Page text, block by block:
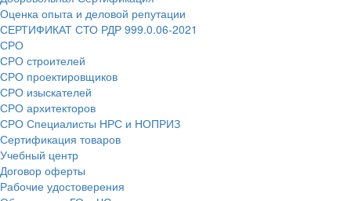
Оценка опыта и деловой репутации
СЕРТИФИКАТ СТО РДР 999.0.06-2021
СРО
СРО строителей
СРО проектировщиков
СРО изыскателей
СРО архитекторов
СРО Специалисты НРС и НОПРИЗ
Сертификация товаров
Учебный центр
Договор оферты
Рабочие удостоверения